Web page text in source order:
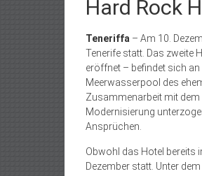
Hard Rock
Teneriffa – Am 10.
Tenerife statt. Das zweite
eröffnet – befindet sich
Meerwasserpool des
Zusammenarbeit mit
Modernisierung
Ansprüchen.
Obwohl das Hotel bereits
Dezember statt. Unter